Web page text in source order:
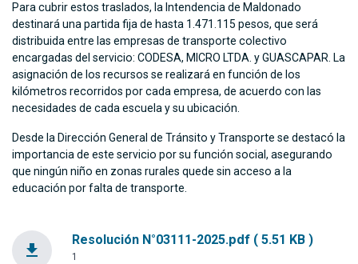
Para cubrir estos traslados, la Intendencia de Maldonado
destinará una partida fija de hasta 1.471.115 pesos, que será
distribuida entre las empresas de transporte colectivo
encargadas del servicio: CODESA, MICRO LTDA. y GUASCAPAR. La
asignación de los recursos se realizará en función de los
kilómetros recorridos por cada empresa, de acuerdo con las
necesidades de cada escuela y su ubicación.
Desde la Dirección General de Tránsito y Transporte se destacó la
importancia de este servicio por su función social, asegurando
que ningún niño en zonas rurales quede sin acceso a la
educación por falta de transporte.
file_download
Resolución N°03111-2025.pdf ( 5.51 KB )
1